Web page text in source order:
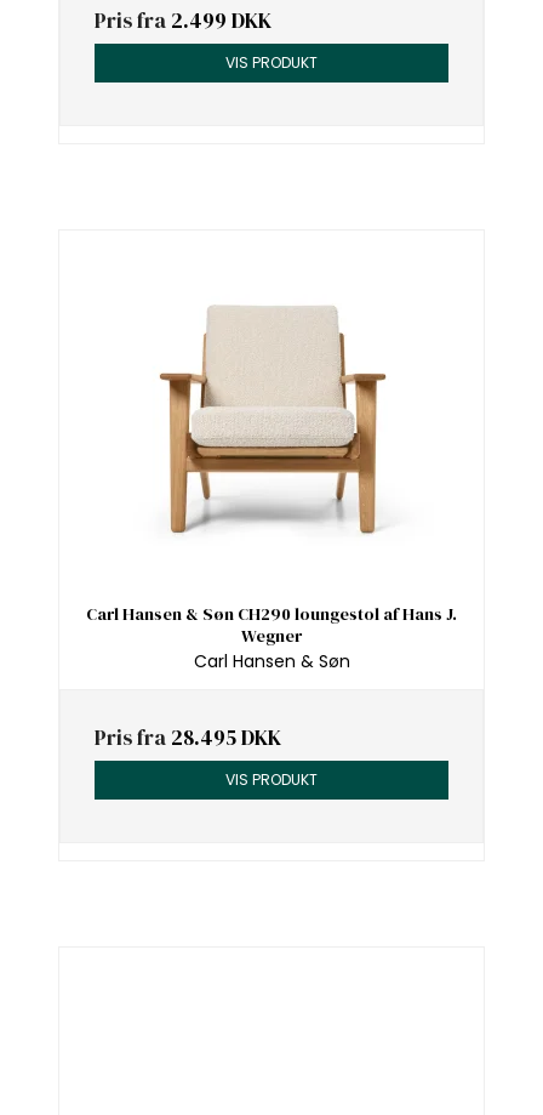
Pris fra 2.499 DKK
VIS PRODUKT
Carl Hansen & Søn CH290 loungestol af Hans J.
Wegner
Carl Hansen & Søn
Pris fra 28.495 DKK
VIS PRODUKT